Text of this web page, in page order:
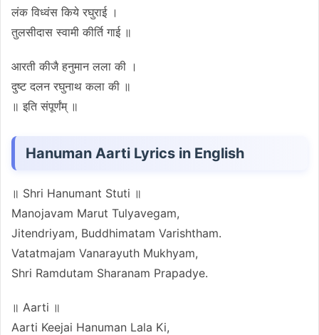
लंक विध्वंस किये रघुराई ।
तुलसीदास स्वामी कीर्ति गाई ॥
आरती कीजै हनुमान लला की ।
दुष्ट दलन रघुनाथ कला की ॥
॥ इति संपूर्णंम् ॥
Hanuman Aarti Lyrics in English
॥ Shri Hanumant Stuti ॥
Manojavam Marut Tulyavegam,
Jitendriyam, Buddhimatam Varishtham.
Vatatmajam Vanarayuth Mukhyam,
Shri Ramdutam Sharanam Prapadye.
॥ Aarti ॥
Aarti Keejai Hanuman Lala Ki,